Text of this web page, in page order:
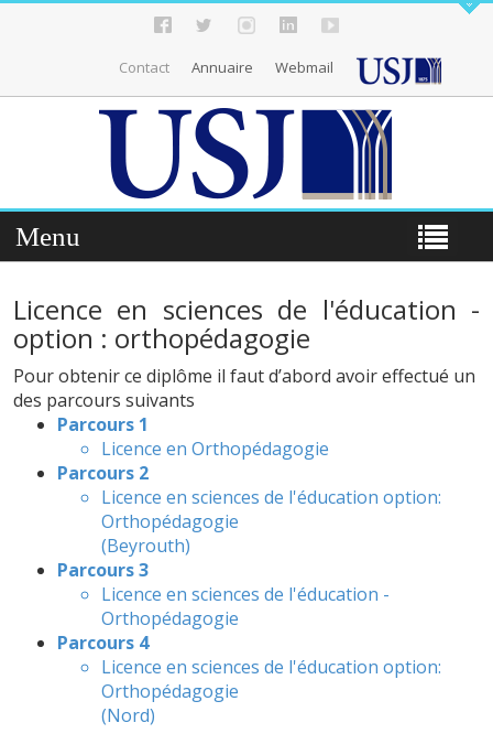
Contact Annuaire Webmail
Menu
Licence en sciences de l'éducation -
option : orthopédagogie
Pour obtenir ce diplôme il faut d’abord avoir effectué un
des parcours suivants
Parcours 1
Licence en Orthopédagogie
Parcours 2
Licence en sciences de l'éducation option:
Orthopédagogie
(Beyrouth)
Parcours 3
Licence en sciences de l'éducation -
Orthopédagogie
Parcours 4
Licence en sciences de l'éducation option:
Orthopédagogie
(Nord)